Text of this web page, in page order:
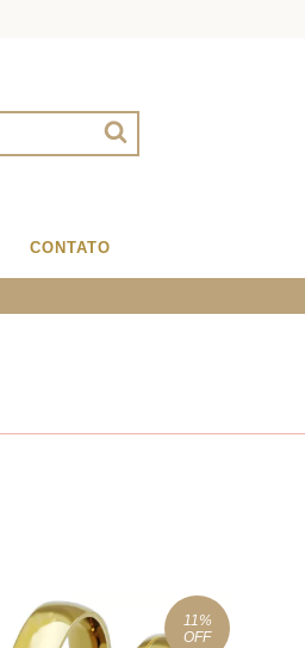
CONTATO
11 %
OFF